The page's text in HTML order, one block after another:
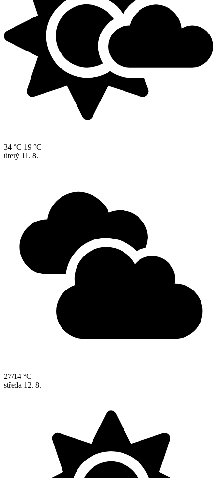
34 °C 19 °C
úterý 11. 8.
27/14 °C
středa 12. 8.